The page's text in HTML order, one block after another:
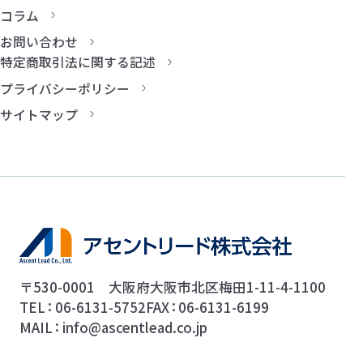
コラム
お問い合わせ
特定商取引法に関する記述
プライバシーポリシー
サイトマップ
〒530-0001 大阪府大阪市北区梅田1-11-4-1100
TEL 06-6131-5752FAX 06-6131-6199
MAIL info@ascentlead.co.jp